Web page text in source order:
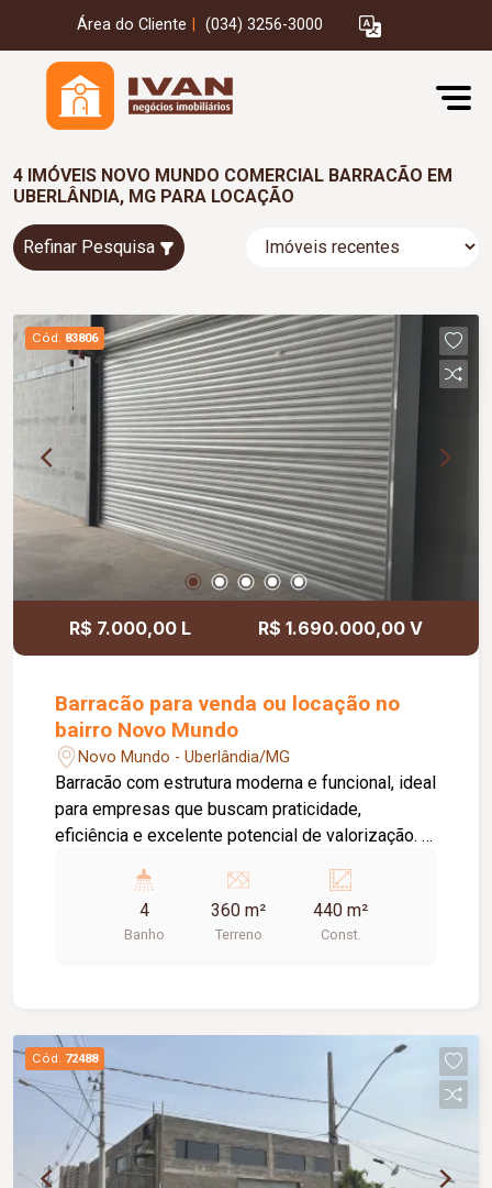
Área do Cliente (034) 3256-3000
4 IMÓVEIS NOVO MUNDO COMERCIAL BARRACÃO EM
UBERLÂNDIA, MG PARA LOCAÇÃO
Refinar Pesquisa
Cód. 83806
R$ 7.000,00 L R$ 1.690.000,00 V
Barracão para venda ou locação no
bairro Novo Mundo
Novo Mundo - Uberlândia/MG
Barracão com estrutura moderna e funcional, ideal
para empresas que buscam praticidade,
eficiência e excelente potencial de valorização. O
automáticas; Padrão trifásico; 04 banheiros;
Diferenciais do imóvel: Telhado preparado para
energia solar; Estrutura moderna e funcional;
valorização contínua; Excelente oportunidade
para quem busca investir ou instalar seu negócio
em um imóvel com ótima estrutura e localização
estratégica.
4
Banho
360 m²
Terreno
440 m²
Const.
Cód. 72488